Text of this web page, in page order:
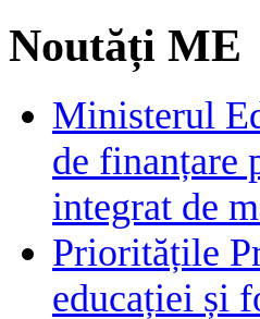
Noutăți ME
Ministerul
de finanțare
integrat de
Prioritățile
educației și